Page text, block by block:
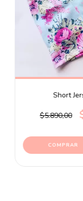
Short
$5.890,00
COMPRAR